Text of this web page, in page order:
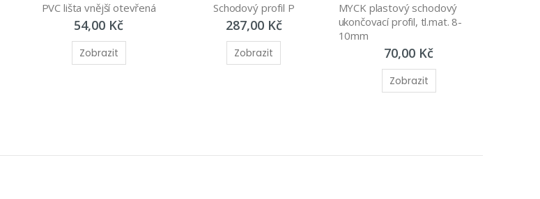
PVC lišta vnější otevřená
54,00 Kč
Zobrazit
Schodový profil P
287,00 Kč
Zobrazit
MYCK plastový schodový
ukončovací profil, tl.mat. 8-
10mm
70,00 Kč
Zobrazit